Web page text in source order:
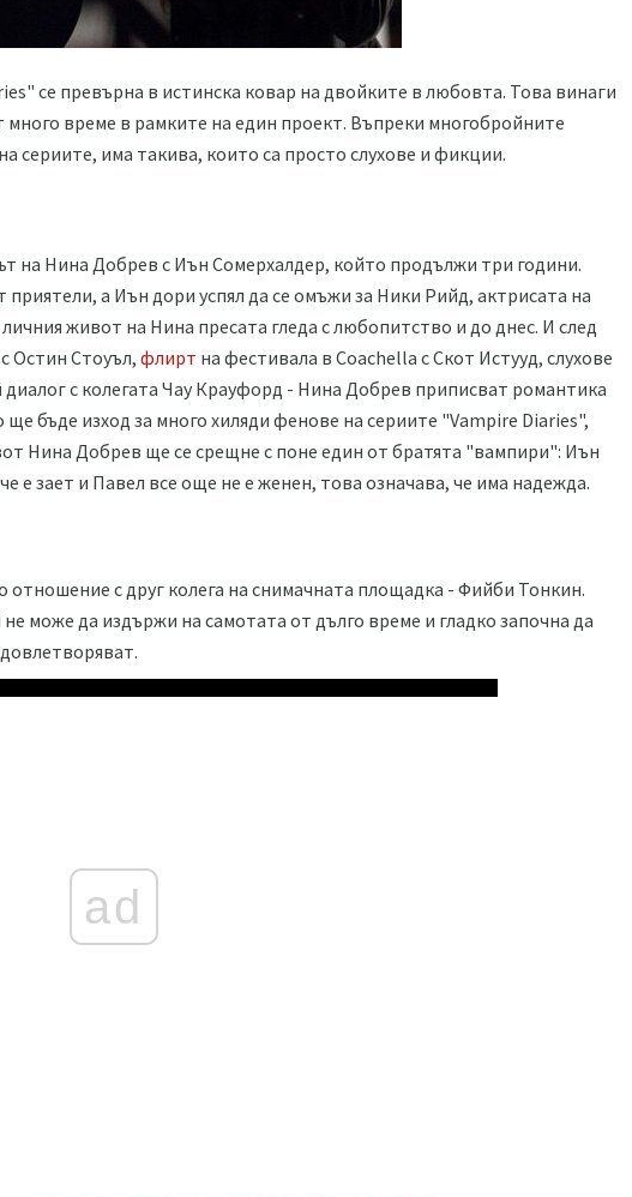
се превърна в истинска ковар на двойките в любовта. Това винаги
много време в рамките на един проект. Въпреки многобройните
сериите, има такива, които са просто слухове и фикции.
на Нина Добрев с Иън Сомерхалдер, който продължи три години.
а Иън дори успял да се омъжи за Ники Рийд, актрисата на
живот на Нина пресата гледа с любопитство и до днес. И след
Остин Стоуъл, флирт на фестивала в Coachella с Скот Истууд, слухове
с колегата Чау Крауфорд - Нина Добрев приписват романтика
бъде изход за много хиляди фенове на сериите "Vampire Diaries",
Нина Добрев ще се срещне с поне един от братята "вампири": Иън
е зает и Павел все още не е женен, това означава, че има надежда.
отношение с друг колега на снимачната площадка - Фийби Тонкин.
може да издържи на самотата от дълго време и гладко започна да
ad